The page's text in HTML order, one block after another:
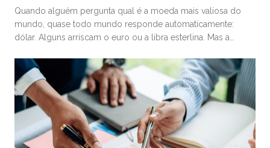
Quando alguém pergunta qual é a moeda mais valiosa do
mundo, quase todo mundo responde automaticamente:
dólar. Alguns arriscam o euro ou a libra esterlina. Mas a
nominal frente ao dólar é o dinar kuwaitiano (KWD). Hoje, um
único dinar vale aproximadamente US$ 3,27 dólares, ou algo
[…]